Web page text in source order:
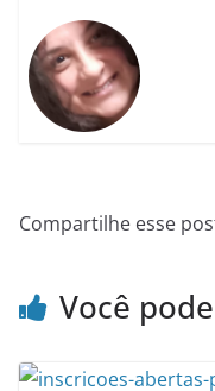
Compartilhe esse
Você